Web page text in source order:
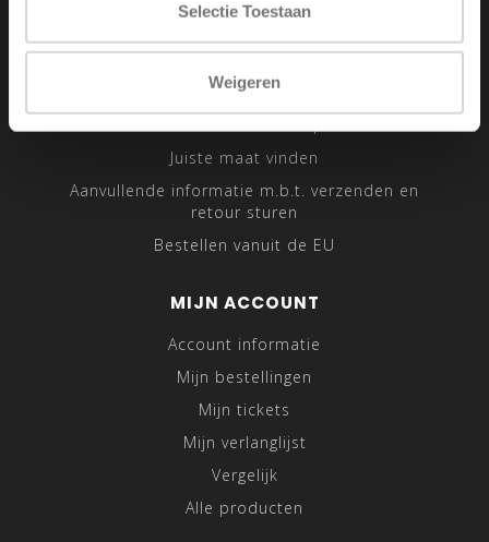
Selectie Toestaan
Weigeren
Sitemap
Traveling Tailor
Juiste maat vinden
Aanvullende informatie m.b.t. verzenden en
retour sturen
Bestellen vanuit de EU
MIJN ACCOUNT
Account informatie
Mijn bestellingen
Mijn tickets
Mijn verlanglijst
Vergelijk
Alle producten